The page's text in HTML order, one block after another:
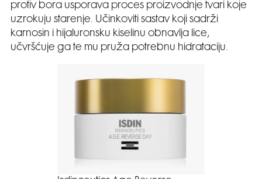
protiv bora usporava proces proizvodnje tvari koje
uzrokuju starenje. Učinkoviti sastav koji sadrži
karnosin i hijaluronsku kiselinu obnavlja lice,
učvršćuje ga te mu pruža potrebnu hidrataciju.